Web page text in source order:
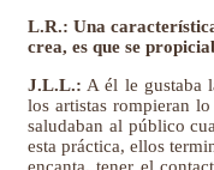
L.R.: Una
crea, es que se
J.L.L.: A él le gustaba
los artistas rompieran
saludaban al público
esta práctica, ellos